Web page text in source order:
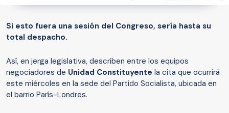
Si esto fuera una sesión del Congreso, sería hasta su
total despacho.
Así, en jerga legislativa, describen entre los equipos
negociadores de Unidad Constituyente la cita que ocurrirá
este miércoles en la sede del Partido Socialista, ubicada en
el barrio París-Londres.